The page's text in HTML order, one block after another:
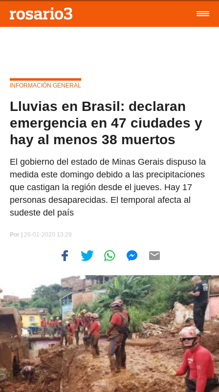
INFORMACIÓN GENERAL
Lluvias en Brasil: declaran
emergencia en 47 ciudades y
hay al menos 38 muertos
El gobierno del estado de Minas Gerais dispuso la
medida este domingo debido a las precipitaciones
que castigan la región desde el jueves. Hay 17
personas desaparecidas. El temporal afecta al
sudeste del país
Por 26-01-2020 13:28